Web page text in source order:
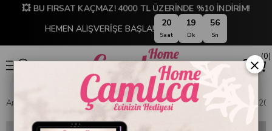
💥 BU FIRSAT KAÇMAZ! 4000 TL ÜZERİNDE %10 İNDİRİM!
HEMEN ALIŞVERİŞE BAŞLA!
20
Saat
19
Dk
56
Sn
0
Anasayfa EMAYE DÜNYASI Kaseler Emayra Emaye Salata Kasesi 20
×